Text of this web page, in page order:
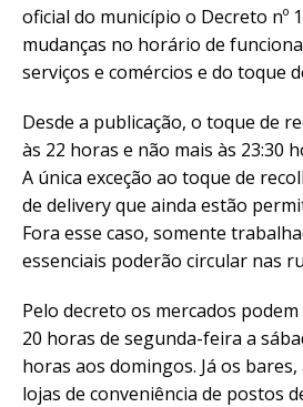
oficial do município o Decreto nº
mudanças no horário de
serviços e comércios e do toque
Desde a publicação, o toque de
às 22 horas e não mais às 23:30
A única exceção ao toque de
de delivery que ainda estão
Fora esse caso, somente
essenciais poderão circular nas
Pelo decreto os mercados
20 horas de segunda-feira a
horas aos domingos. Já os
lojas de conveniência de postos